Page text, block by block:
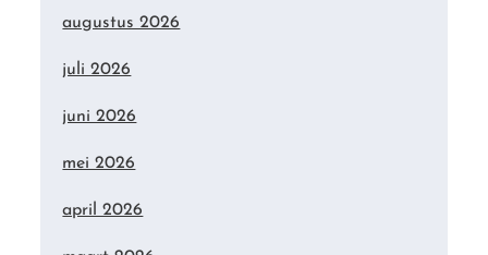
augustus 2026
juli 2026
juni 2026
mei 2026
april 2026